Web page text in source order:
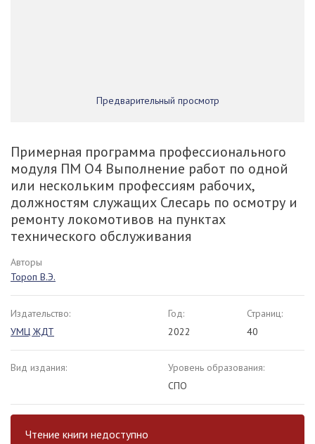
Предварительный просмотр
Примерная программа профессионального
модуля ПМ О4 Выполнение работ по одной
или нескольким профессиям рабочих,
должностям служащих Слесарь по осмотру и
ремонту локомотивов на пунктах
технического обслуживания
Авторы
Тороп В.Э.
Издательство:
УМЦ ЖДТ
Год:
2022
Страниц:
40
Вид издания:
Уровень образования:
СПО
Чтение книги недоступно